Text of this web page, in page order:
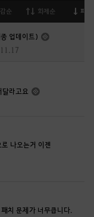
순 화제순 피
업데이트)
라고요
나오는거 이젠
치 문제가 너무큽니다.